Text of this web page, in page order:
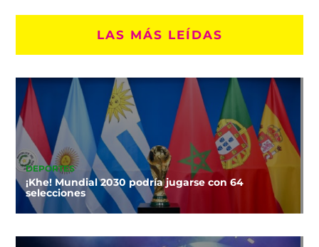
LAS MÁS LEÍDAS
DEPORTES
¡Khe! Mundial 2030 podría jugarse con 64
selecciones